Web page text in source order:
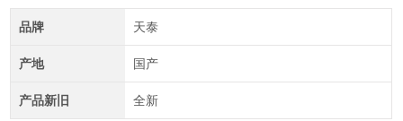
品牌 天泰
产地 国产
产品新旧 全新